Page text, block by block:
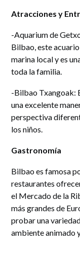
Atracciones y
-Aquarium de
Bilbao, este
marina local y es
toda la familia.
-Bilbao Txangoak:
una excelente
perspectiva
los niños.
Gastronomía
Bilbao es famosa
restaurantes
el Mercado de la
más grandes de
probar una
ambiente animado